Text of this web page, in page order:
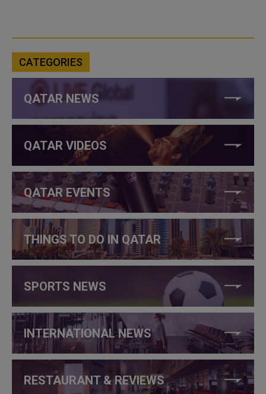
CATEGORIES
QATAR NEWS
QATAR VIDEOS
QATAR EVENTS
THINGS TO DO IN QATAR
SPORTS NEWS
INTERNATIONAL NEWS
RESTAURANT & REVIEWS